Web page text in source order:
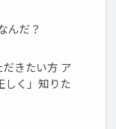
んだ？
きたい方 ア
しく」知りた